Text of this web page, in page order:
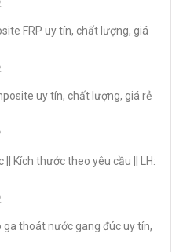
FRP uy tín, chất lượng, giá
uy tín, chất lượng, giá rẻ
Kích thước theo yêu cầu || LH:
ga thoát nước gang đúc uy tín,